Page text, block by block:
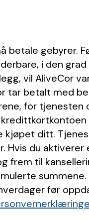
gebyrer.
i den
vil AliveCor
tar betalt med
for
ditt.
du
frem til
før